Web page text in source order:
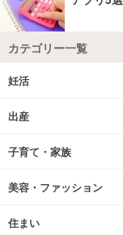
カテゴリー一覧
妊活
出産
子育て・家族
美容・ファッション
住まい